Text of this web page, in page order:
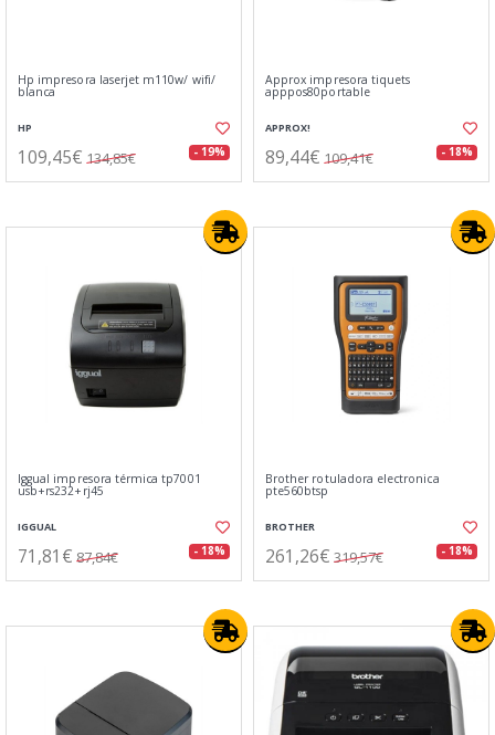
Hp impresora laserjet m110w/ wifi/
blanca
HP
109,45€ 134,85€ - 19%
Approx impresora tiquets
apppos80portable
APPROX!
89,44€ 109,41€ - 18%
Iggual impresora térmica tp7001
usb+rs232+rj45
IGGUAL
71,81€ 87,84€ - 18%
Brother rotuladora electronica
pte560btsp
BROTHER
261,26€ 319,57€ - 18%